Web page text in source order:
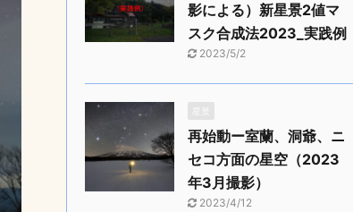
影による）新星景2値マ
スク合成法2023_実践例
2023/5/2
星景
再始動ー室蘭、洞爺、ニ
セコ方面の星空（2023
年3月撮影）
2023/4/12